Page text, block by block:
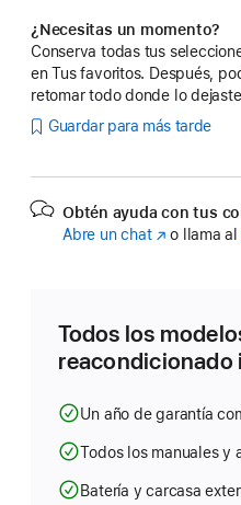
¿Necesitas un momento?
Conserva todas tus
en Tus favoritos. Después,
retomar todo donde lo
Guardar para más tarde
Obtén ayuda con tus
Abre un chat(Se
ventana
nueva)
o llama al
Todos los
reacondicionado
Un año de garantía
Todos los manuales y
Batería y carcasa